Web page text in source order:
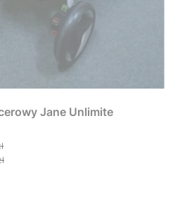
Jane Unlimite